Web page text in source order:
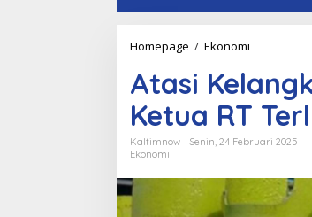
Homepage / Ekonomi
DPRD
Samarinda
Ingin
Ketua
RT
Distribusi
LPG
Atasi
Ketua RT
Kaltimnow
Senin, 24 Februari 2025
Ekonomi